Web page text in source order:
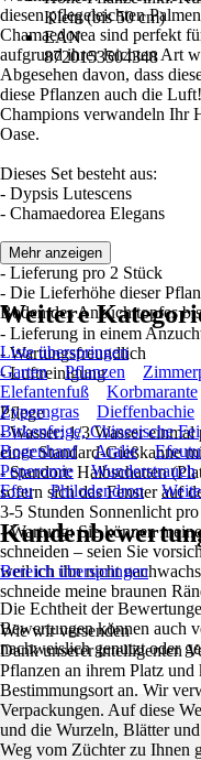
Klein (bis 50 cm)
EAN
8720153504348
diesen pflegeleichten
Chamaedorea sind perfekt
aufgrund ihrer leichten Art
Abgesehen davon, dass
diese Pflanzen auch die
Champions verwandeln Ihr
Oase.
Dieses Set besteht aus:
- Dypsis Lutescens
- Chamaedorea Elegans
Spezifikationen
- Lieferung pro 2 Stück
- Die Lieferhöhe dieser
Boden des Anzuchttopfes
- Lieferung in einem
- Wartungsfreundlich
- Luftreinigung
Pflege
- Wasser: 1/3 Wasser
einer Standard-Gießkanne
- Standort: Halbschatten
sofern sich das Fenster auf
3-5 Stunden Sonnenlicht
- Wartung: Sie können
schneiden – seien Sie
weil ich ihn nicht
schneide meine braunen
Wie wir versenden
Dank unserer intelligenten
Pflanzen an ihrem Platz
Bestimmungsort an. Wir
Verpackungen. Auf diese
und die Wurzeln, Blätter
Weg vom Züchter zu Ihnen
Mehr anzeigen
Weitere
Liste überspringen
Garten
Pflanzen
Elefantenfuß
Korbmarante
Zyperngras
Dieffenbachie
Birkenfeige, Chinesische
Bogenhanf
Aralie
Peperomie
Wunderstrauch
Efeu
Philodendron
Bereich überspringen
Die Echtheit der
Bewertungen können auch
nachweislich genutzt oder